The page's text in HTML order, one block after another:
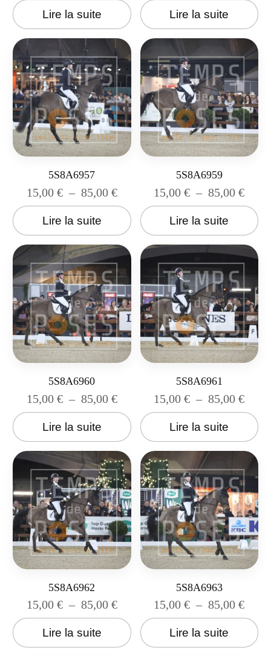
Lire la suite Lire la suite
5S8A6957
15,00 € – 85,00 €
Lire la suite
5S8A6959
15,00€ – 85,00€
Lire la suite
5S8A6960
15,00 € – 85,00 €
Lire la suite
5S8A6961
15,00€ – 85,00€
Lire la suite
5S8A6962
15,00 € – 85,00 €
Lire la suite
5S8A6963
15,00€ – 85,00€
Lire la suite